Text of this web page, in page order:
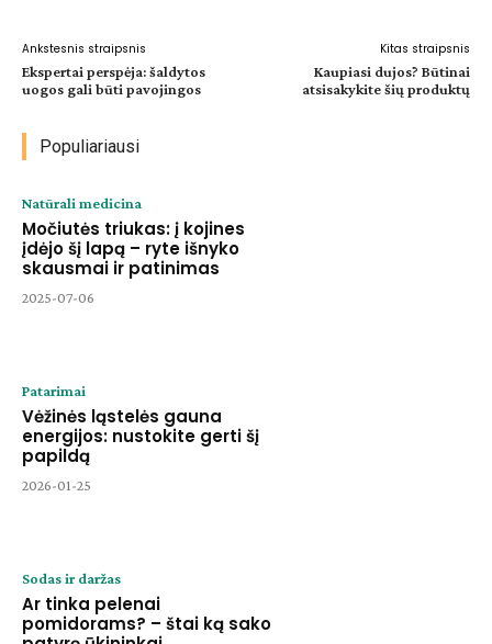
Ankstesnis straipsnis
Ekspertai perspėja: šaldytos
uogos gali būti pavojingos
Kitas straipsnis
Kaupiasi dujos? Būtinai
atsisakykite šių produktų
Populiariausi
Natūrali medicina
Močiutės triukas: į kojines
įdėjo šį lapą – ryte išnyko
skausmai ir patinimas
2025-07-06
Patarimai
Vėžinės ląstelės gauna
energijos: nustokite gerti šį
papildą
2026-01-25
Sodas ir daržas
Ar tinka pelenai
pomidorams? – štai ką sako